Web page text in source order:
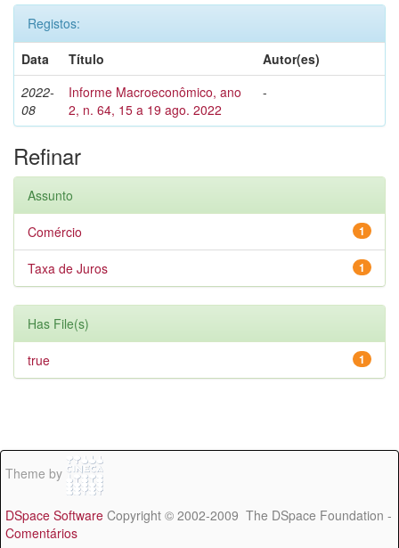
Registos:
Data
Título
Autor(es)
2022-
08
Informe Macroeconômico, ano
2, n. 64, 15 a 19 ago. 2022
-
Refinar
Assunto
1
Comércio
1
Taxa de Juros
Has File(s)
1
true
Theme by
DSpace Software Copyright © 2002-2009 The DSpace Foundation -
Comentários